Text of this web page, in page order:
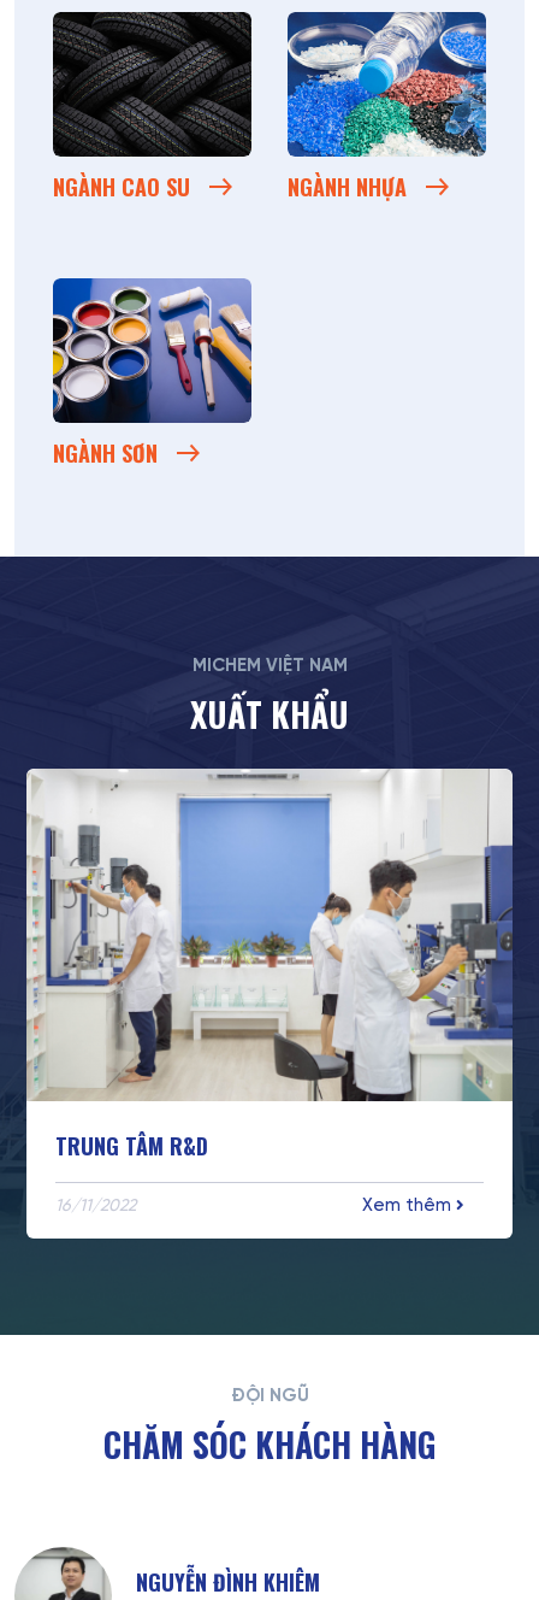
NGÀNH CAO SU NGÀNH NHỰA
NGÀNH SƠN
MICHEM VIỆT NAM
XUẤT KHẨU
TRUNG TÂM R&D
16/11/2022 Xem thêm
ĐỘI NGŨ
CHĂM SÓC KHÁCH HÀNG
NGUYỄN ĐÌNH KHIÊM